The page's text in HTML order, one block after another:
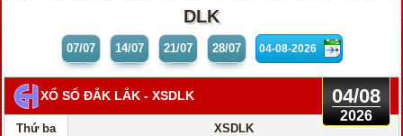
DLK
07/07 14/07 21/07 28/07
XỔ SỐ ĐẮK LẮK - XSDLK 04/08
2026
Thứ ba XSDLK